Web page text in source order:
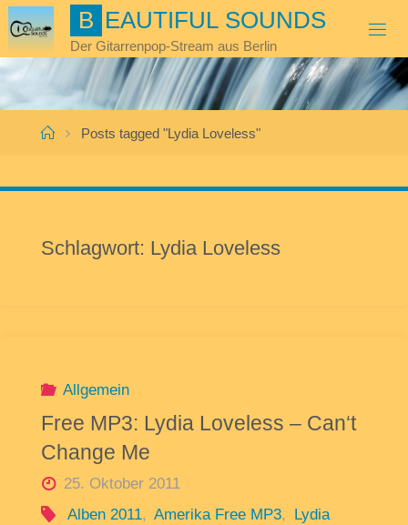
Skip
to
content
B EAUTIFUL SOUNDS
Der Gitarrenpop-Stream aus Berlin
HomePosts tagged "Lydia Loveless"
Schlagwort: Lydia Loveless
Allgemein
Free MP3: Lydia Loveless – Can‘t
Change Me
25. Oktober 2011
Alben 2011, Amerika Free MP3,
Lydia